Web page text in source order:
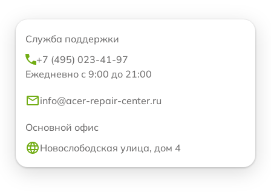
Служба поддержки
+7 (495) 023-41-97
Ежедневно с 9:00 до 21:00
info@acer-repair-center.ru
Основной офис
Новослободская улица, дом 4